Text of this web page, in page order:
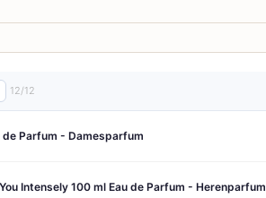
12/12
de Parfum - Damesparfum
Intensely 100 ml Eau de Parfum - Herenparfum